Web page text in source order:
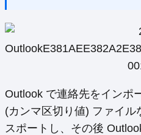
Outlook で連絡先をインポ
(カンマ区切り値) ファイル
スポートし、その後